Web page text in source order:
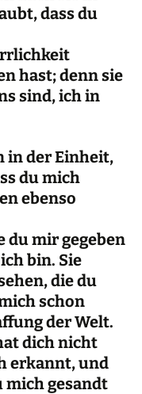
dass du
hast; denn sie
sind, ich in
in der Einheit,
du mich
ebenso
du mir gegeben
bin. Sie
die du
schon
der Welt.
dich nicht
erkannt, und
mich gesandt